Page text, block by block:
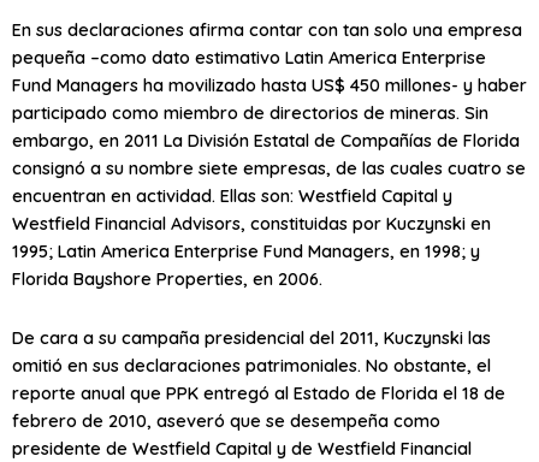
En sus declaraciones afirma contar con tan solo una empresa
pequeña –como dato estimativo Latin America Enterprise
Fund Managers ha movilizado hasta US$ 450 millones- y haber
participado como miembro de directorios de mineras. Sin
embargo, en 2011 La División Estatal de Compañías de Florida
consignó a su nombre siete empresas, de las cuales cuatro se
encuentran en actividad. Ellas son: Westfield Capital y
Westfield Financial Advisors, constituidas por Kuczynski en
1995; Latin America Enterprise Fund Managers, en 1998; y
Florida Bayshore Properties, en 2006.
De cara a su campaña presidencial del 2011, Kuczynski las
omitió en sus declaraciones patrimoniales. No obstante, el
reporte anual que PPK entregó al Estado de Florida el 18 de
febrero de 2010, aseveró que se desempeña como
presidente de Westfield Capital y de Westfield Financial